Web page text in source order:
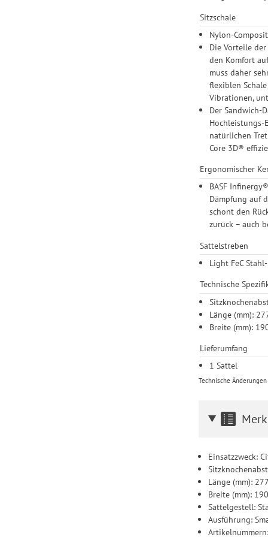
Sitzschale
Nylon-
Die Vorteile
den Komfort
muss daher
flexiblen
Vibrationen,
Der Sandwich-
Hochleistungs-
natürlichen
Core 3D®
Ergonomischer
BASF
Dämpfung auf
schont den
zurück – auch
Sattelstreben
Light FeC
Technische
Länge (mm):
Breite (mm):
Lieferumfang
1 Sattel
Technische
Einsatzzweck:
Länge (mm): 277
Breite (mm): 190
Sattelgestell:
Ausführung:
Artikelnummern: